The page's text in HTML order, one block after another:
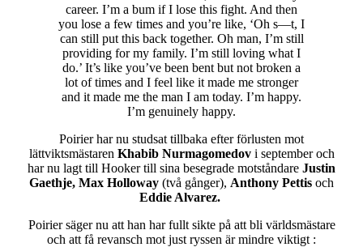
career. I’m a bum if I lose this fight. And then
you lose a few times and you’re like, ‘Oh s—t, I
can still put this back together. Oh man, I’m still
providing for my family. I’m still loving what I
do.’ It’s like you’ve been bent but not broken a
lot of times and I feel like it made me stronger
and it made me the man I am today. I’m happy.
I’m genuinely happy.
Poirier har nu studsat tillbaka efter förlusten mot
lättviktsmästaren Khabib Nurmagomedov i september och
har nu lagt till Hooker till sina besegrade motståndare Justin
Gaethje, Max Holloway (två gånger), Anthony Pettis och
Eddie Alvarez.
Poirier säger nu att han har fullt sikte på att bli världsmästare
och att få revansch mot just ryssen är mindre viktigt :